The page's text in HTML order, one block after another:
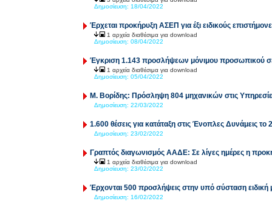
Δημοσίευση: 18/04/2022
Έρχεται προκήρυξη ΑΣΕΠ για έξι ειδικούς
1 αρχεία διαθέσιμα για download
Δημοσίευση: 08/04/2022
Έγκριση 1.143 προσλήψεων μόνιμου προσωπικού σε
1 αρχεία διαθέσιμα για download
Δημοσίευση: 05/04/2022
Μ. Βορίδης: Πρόσληψη 804 μηχανικών στις
Δημοσίευση: 22/03/2022
1.600 θέσεις για κατάταξη στις Ένοπλες Δυνάμεις το
Δημοσίευση: 23/02/2022
Γραπτός διαγωνισμός ΑΑΔΕ: Σε λίγες ημέρες η
1 αρχεία διαθέσιμα για download
Δημοσίευση: 23/02/2022
Έρχονται 500 προσλήψεις στην υπό σύσταση
Δημοσίευση: 16/02/2022